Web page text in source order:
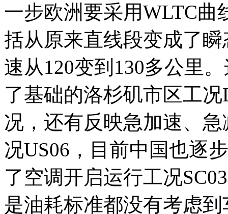
一步欧洲要采用WLTC曲
括从原来直线段变成了
速从120变到130多公里
了基础的洛杉矶市区工
况，还有反映急加速、
况US06，目前中国也逐
了空调开启运行工况
是油耗标准都没有考虑